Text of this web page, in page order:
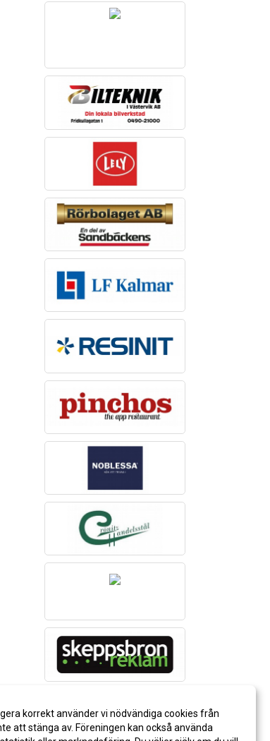
korrekt använder vi nödvändiga cookies från
att stänga av. Föreningen kan också använda